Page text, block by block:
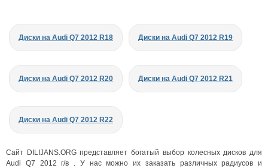
Диски на Audi Q7 2012 R18 Диски на Audi Q7 2012 R19
Диски на Audi Q7 2012 R20 Диски на Audi Q7 2012 R21
Диски на Audi Q7 2012 R22
Сайт DILIJANS.ORG представляет богатый выбор колесных дисков для
Audi Q7 2012 г/в . У нас можно их заказать различных радиусов и